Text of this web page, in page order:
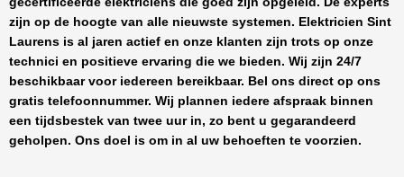
zijn op de hoogte van alle nieuwste systemen. Elektricien Sint
Laurens is al jaren actief en onze klanten zijn trots op onze
technici en positieve ervaring die we bieden. Wij zijn 24/7
beschikbaar voor iedereen bereikbaar. Bel ons direct op ons
gratis telefoonnummer. Wij plannen iedere afspraak binnen
een tijdsbestek van twee uur in, zo bent u gegarandeerd
geholpen. Ons doel is om in al uw behoeften te voorzien.